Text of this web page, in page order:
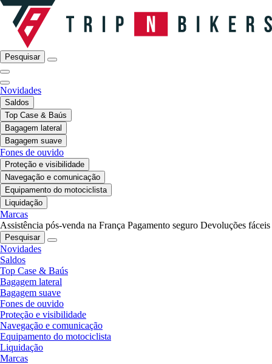
Pesquisar
Novidades
Saldos
Top Case & Baús
Bagagem lateral
Bagagem suave
Fones de ouvido
Proteção e visibilidade
Navegação e comunicação
Equipamento do motociclista
Liquidação
Marcas
Assistência pós-venda na França Pagamento seguro Devoluções fáceis
Pesquisar
Novidades
Saldos
Top Case & Baús
Bagagem lateral
Bagagem suave
Fones de ouvido
Proteção e visibilidade
Navegação e comunicação
Equipamento do motociclista
Liquidação
Marcas